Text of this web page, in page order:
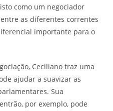
como um negociador
as diferentes correntes
importante para o
Ceciliano traz uma
ajudar a suavizar as
Sua
por exemplo, pode